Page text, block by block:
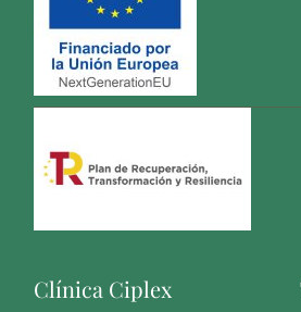
Clínica Ciplex